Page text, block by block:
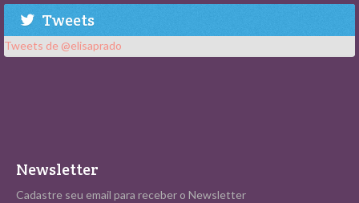
Tweets
Tweets de @elisaprado
Newsletter
Cadastre seu email para receber o Newsletter